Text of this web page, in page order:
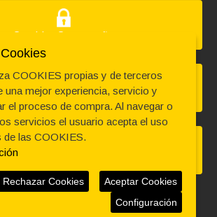
CORE I5 - 9500T 3.7 GHZ (9ª
DDR4, Salidas gráficas: HDMI+DP
MK270 NEGRO INALAM
AÑADIR
Cambiar Contraseña
Solicitar Devolución
COOKIES propias y de terceros
una mejor experiencia, servicio y
el proceso de compra. Al navegar o
servicios el usuario acepta el uso
de las COOKIES.
Rechazar Cookies
Aceptar Cookies
Configuración